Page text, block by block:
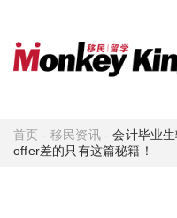
首页 -移民资讯-会计毕业
offer差的只有这篇秘籍！